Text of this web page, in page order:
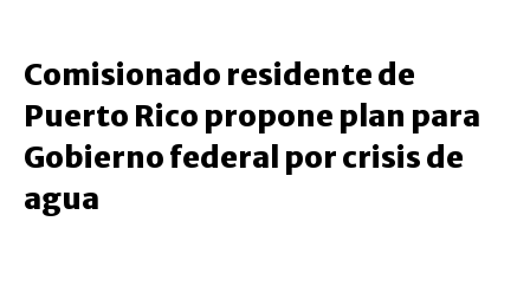
Comisionado residente de
Puerto Rico propone plan para
Gobierno federal por crisis de
agua